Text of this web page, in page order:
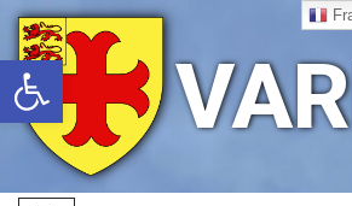
Ouvrir la barre d’outils
Aller
au
contenu